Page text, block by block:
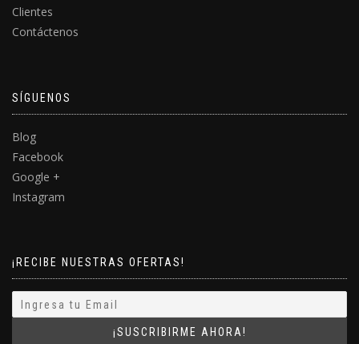
Clientes
Contáctenos
SÍGUENOS
Blog
Facebook
Google +
Instagram
¡RECIBE NUESTRAS OFERTAS!